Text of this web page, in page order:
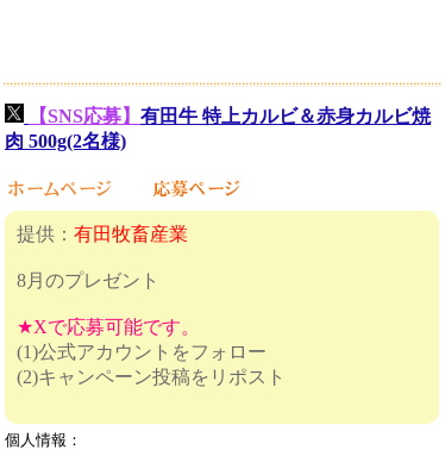
【SNS応募】 有田牛 特上カルビ＆赤身カルビ焼
肉 500g(2名様)
提供： 有田牧畜産業
8月のプレゼント
★Xで応募可能です。
(1)公式アカウントをフォロー
(2)キャンペーン投稿をリポスト
個人情報：